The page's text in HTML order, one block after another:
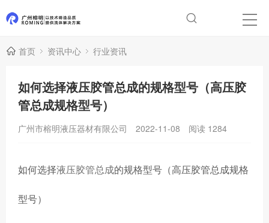
首页 资讯中心 行业资讯
如何选择液压胶管总成的规格型号（高压胶
管总成规格型号）
广州市榕明液压器材有限公司 2022-11-08 阅读 1284
如何选择液压胶管总成的规格型号（高压胶管总成规格
型号）